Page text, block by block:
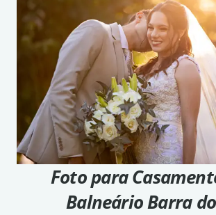
Foto para
Balneário Barra